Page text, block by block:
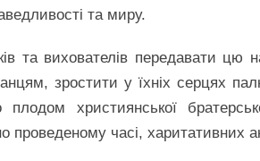
та миру.
та вихователів передавати цю
зростити у їхніх серцях
християнської
проведеному часі, харитативних